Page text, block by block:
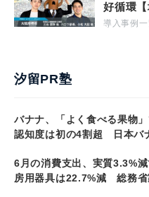
好循環【
導入事例
汐留PR塾
バナナ、「よく食べる果物
認知度は初の4割超 日本バ
6月の消費支出、実質3.3%
房用器具は22.7%減 総務省